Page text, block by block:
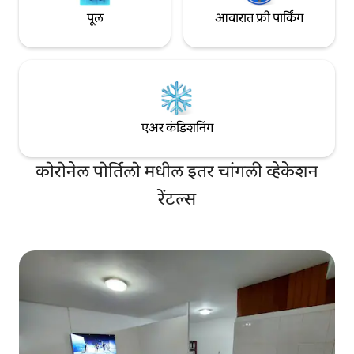
पूल आवारात फ्री पार्किंग
एअर कंडिशनिंग
कोरोनेल पोर्तिलो मधील इतर चांगली व्हेकेशन
रेंटल्स